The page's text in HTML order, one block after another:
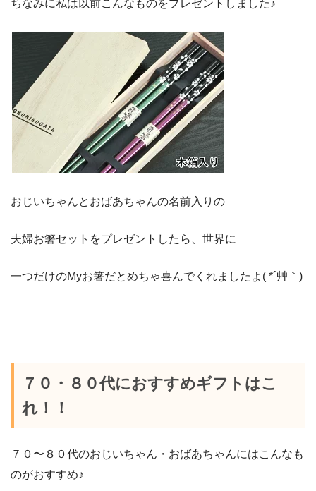
ちなみに私は以前こんなものをプレゼントしました♪
おじいちゃんとおばあちゃんの名前入りの
夫婦お箸セットをプレゼントしたら、世界に
一つだけのMyお箸だとめちゃ喜んでくれましたよ( *´艸｀)
７０・８０代におすすめギフトはこ
れ！！
７０〜８０代のおじいちゃん・おばあちゃんにはこんなも
のがおすすめ♪